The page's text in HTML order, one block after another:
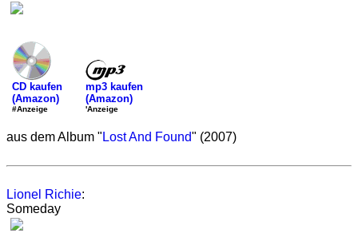
CD kaufen
(Amazon)
#Anzeige
mp3 kaufen
(Amazon)
'Anzeige
aus dem Album " Lost And Found" (2007)
Lionel Richie:
Someday